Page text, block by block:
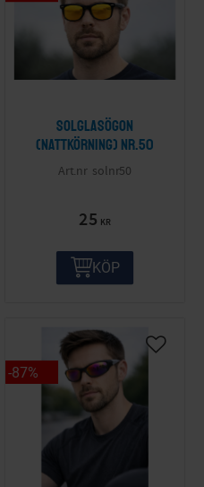
Solglasögon
(nattkörning) nr.50
solnr50
25 KR
KÖP
87%